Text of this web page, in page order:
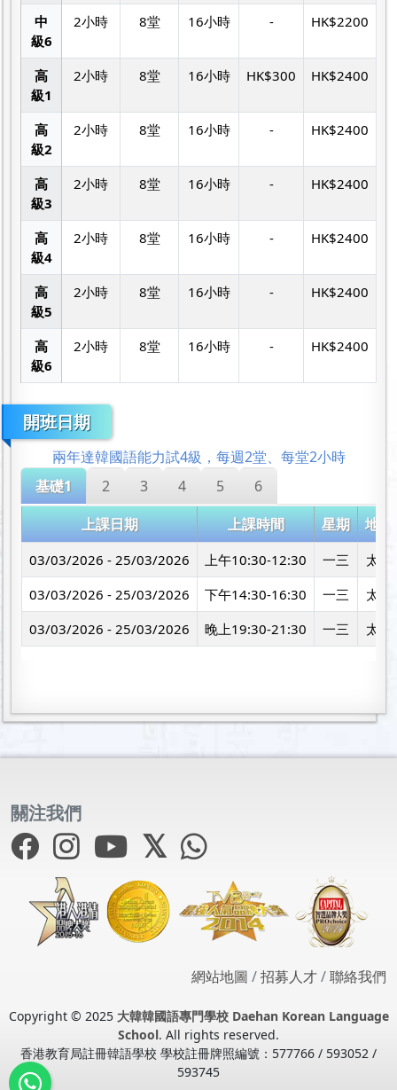
中
級6
2小時 8堂 16小時 - HK$2200
高
級1
2小時 8堂 16小時 HK$300 HK$2400
高
級2
2小時 8堂 16小時 - HK$2400
高
級3
2小時 8堂 16小時 - HK$2400
高
級4
2小時 8堂 16小時 - HK$2400
高
級5
2小時 8堂 16小時 - HK$2400
高
級6
2小時 8堂 16小時 - HK$2400
開班日期
兩年達韓國語能力試4級，每週2堂、每堂2小時
基礎1
2 3 4 5
6
上課日期
上課時間 星期 地點
03/03/2026 - 25/03/2026 上午10:30-12:30 一三
太子
03/03/2026 - 25/03/2026
下午14:30-16:30 一三
太子
03/03/2026 - 25/03/2026
晚上19:30-21:30 一三 太子
關注我們
網站地圖 /招募人才/聯絡我們
Copyright © 2025 大韓韓國語專門學校 Daehan Korean Language
School. All rights reserved.
香港教育局註冊韓語學校 學校註冊牌照編號：577766 / 593052 /
593745